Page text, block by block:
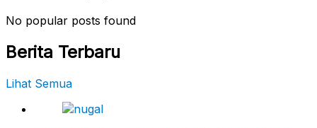
No popular posts found
Berita Terbaru
Lihat Semua